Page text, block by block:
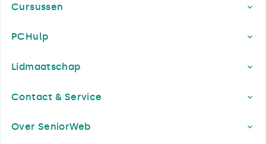
Cursussen
PCHulp
Lidmaatschap
Contact & Service
Over SeniorWeb